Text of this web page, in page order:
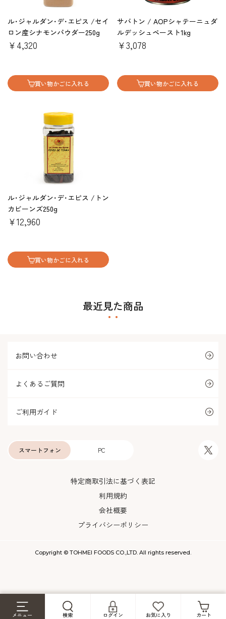
ル･ジャルダン･デ･エピス /セイ
ロン産シナモンパウダー250g
￥4,320
買い物かごに入れる
サバトン / AOPシャテーニュダ
ルデッシュペースト1kg
￥3,078
買い物かごに入れる
ル･ジャルダン･デ･エピス /トン
カビーンズ250g
￥12,960
買い物かごに入れる
最近見た商品
お問い合わせ
よくあるご質問
ご利用ガイド
PC
スマートフォン
特定商取引法に基づく表記
利用規約
会社概要
プライバシーポリシー
Copyright © TOHMEI FOODS CO.,LTD. All rights reserved.
メニュー 検索 ログイン お気に入り カート